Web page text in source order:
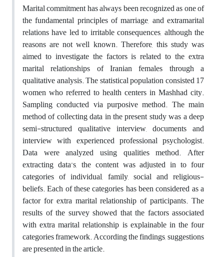
Marital commitment has always been recognized as one of
the fundamental principles of marriage, and extramarital
relations have led to irritable consequences, although the
reasons are not well known. Therefore, this study was
aimed to investigate the factors is related to the extra
marital relationships of Iranian females through a
qualitative analysis. The statistical population consisted 17
women who referred to health centers in Mashhad city.
Sampling conducted via purposive method. The main
method of collecting data in the present study was a deep
semi-structured qualitative interview, documents and
interview with experienced professional psychologist.
Data were analyzed using qualities method. After
extracting data’s, the content was adjusted in to four
categories of individual, family, social and religious-
beliefs. Each of these categories has been considered as a
factor for extra marital relationship of participants. The
results of the survey showed that the factors associated
with extra marital relationship is explainable in the four
categories framework. According the findings, suggestions
are presented in the article.